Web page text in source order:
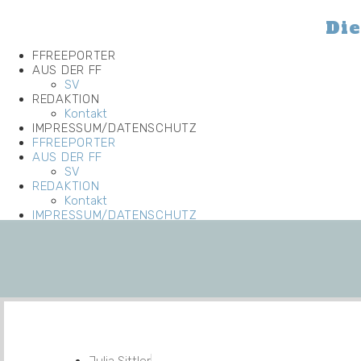
FFREEPORTER
AUS DER FF
SV
REDAKTION
Kontakt
IMPRESSUM/DATENSCHUTZ
FFREEPORTER
AUS DER FF
SV
REDAKTION
Kontakt
IMPRESSUM/DATENSCHUTZ